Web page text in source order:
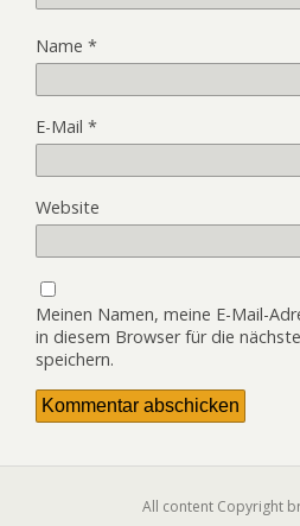
Name *
E-Mail *
Website
Meinen Namen, meine E-Mail-
in diesem Browser für die
speichern.
All content Copyright